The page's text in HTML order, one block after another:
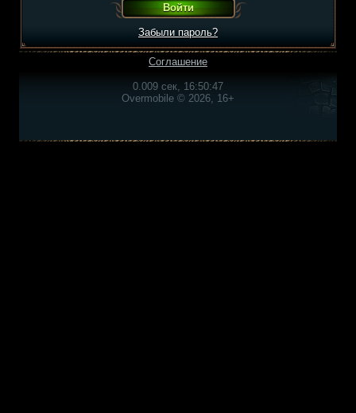
Забыли пароль?
Соглашение
0.009 сек, 16:50:47
Overmobile © 2026, 16+